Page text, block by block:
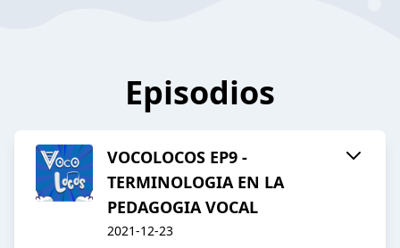
Episodios
VOCOLOCOS EP9 -
TERMINOLOGIA EN LA
PEDAGOGIA VOCAL
2021-12-23